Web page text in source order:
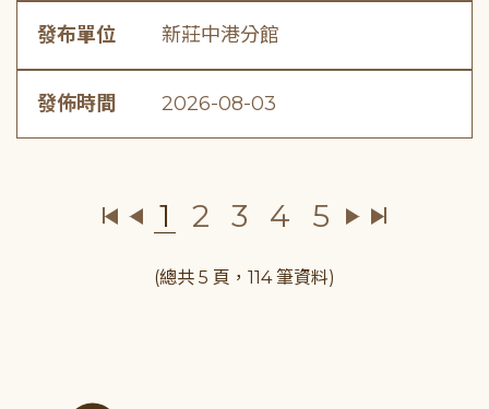
發布單位 新莊中港分館
發佈時間 2026-08-03
1 2 3 4 5
(總共 5 頁，114 筆資料)